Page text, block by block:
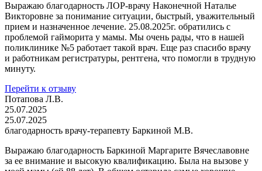
Выражаю благодарность ЛОР-врачу Наконечной Наталье
Викторовне за понимание ситуации, быстрый, уважительный
прием и назначенное лечение. 25.08.2025г. обратились с
проблемой гайморита у мамы. Мы очень рады, что в нашей
поликлинике №5 работает такой врач. Еще раз спасибо врачу
и работникам регистратуры, рентгена, что помогли в трудную
минуту.
Перейти к отзыву
Потапова Л.В.
25.07.2025
25.07.2025
благодарность врачу-терапевту Баркиной М.В.
Выражаю благодарность Баркиной Маргарите Вячеславовне
за ее внимание и высокую квалификацию. Была на вызове у